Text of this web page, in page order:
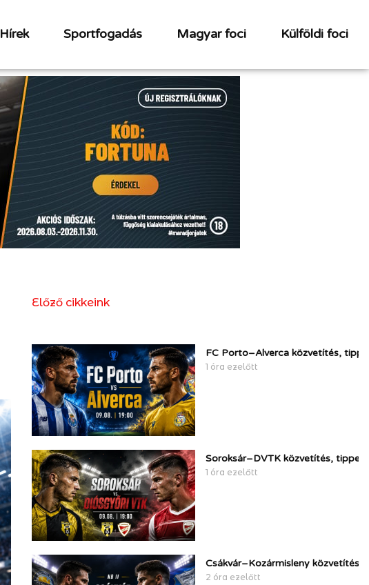
Hírek Sportfogadás Magyar foci Külföldi foci
Előző cikkeink
FC Porto–Alverca közvetítés,
1 óra ezelőtt
Soroksár–DVTK közvetítés, tippek
1 óra ezelőtt
Csákvár–Kozármisleny közvetítés,
2 óra ezelőtt